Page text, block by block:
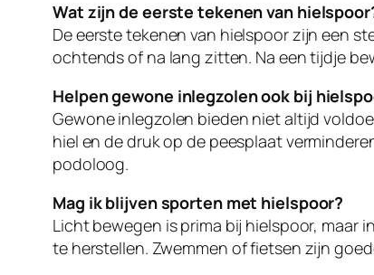
Wat zijn de eerste tekenen van
De eerste tekenen van hielspoor zijn een
ochtends of na lang zitten. Na een tijdje
Helpen gewone inlegzolen ook bij
Gewone inlegzolen bieden niet altijd
hiel en de druk op de peesplaat
podoloog.
Mag ik blijven sporten met hielspoor?
Licht bewegen is prima bij hielspoor, maar
te herstellen. Zwemmen of fietsen zijn